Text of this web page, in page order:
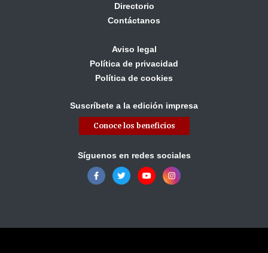
Directorio
Contáctanos
Aviso legal
Política de privacidad
Política de cookies
Suscríbete a la edición impresa
Conoce los beneficios
Síguenos en redes sociales